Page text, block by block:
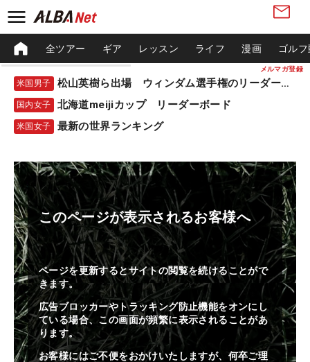
メルマガ登録
全ツアー ギア レッスン ライフ 漫画 ゴル
米国男子 松山英樹ら出場 ウィンダム選手権のリーダーボード
国内女子 北海道meijiカップ リーダーボード
米国女子 最新の世界ランキング
このページが表示されるお客様へ
ページを更新するとサイトの閲覧を続けることがで
きます。
広告ブロッカーやトラッキング防止機能をオンにし
ている場合、この画面が頻繁に表示されることがあ
ります。
お客様にはご不便をおかけいたしますが、何卒ご理